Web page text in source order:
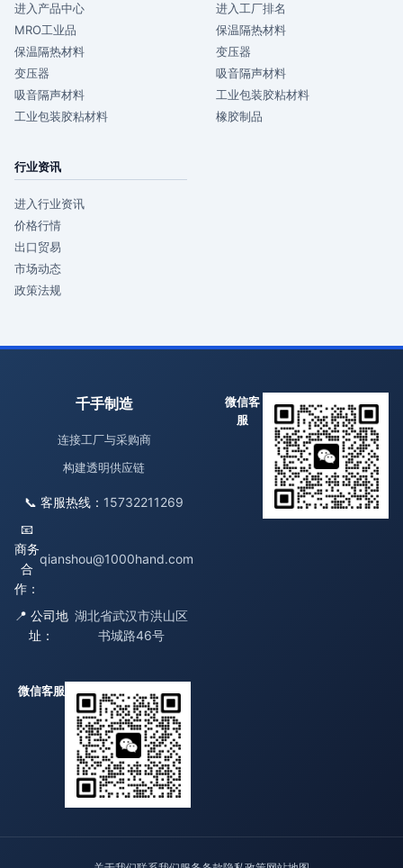
进入产品中心
MRO工业品
保温隔热材料
变压器
吸音隔声材料
工业包装胶粘材料
进入工厂排名
保温隔热材料
变压器
吸音隔声材料
工业包装胶粘材料
橡胶制品
行业资讯
进入行业资讯
价格行情
出口贸易
市场动态
政策法规
千手制造
连接工厂与采购商
构建透明供应链
📞 客服热线： 15732211269
📧
商务
合
作：
qianshou@1000hand.com
📍 公司地
址：
湖北省武汉市洪山区
书城路46号
微信客
服
微信客服